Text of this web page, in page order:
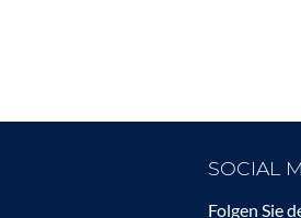
SOCIAL
Folgen Sie